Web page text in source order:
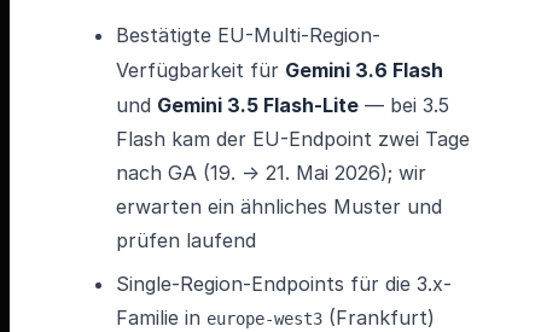
Bestätigte EU-Multi-Region-
Verfügbarkeit für Gemini 3.6 Flash
und Gemini 3.5 Flash-Lite — bei 3.5
Flash kam der EU-Endpoint zwei Tage
nach GA (19. → 21. Mai 2026); wir
erwarten ein ähnliches Muster und
prüfen laufend
Single-Region-Endpoints für die 3.x-
Familie in europe-west3 (Frankfurt)